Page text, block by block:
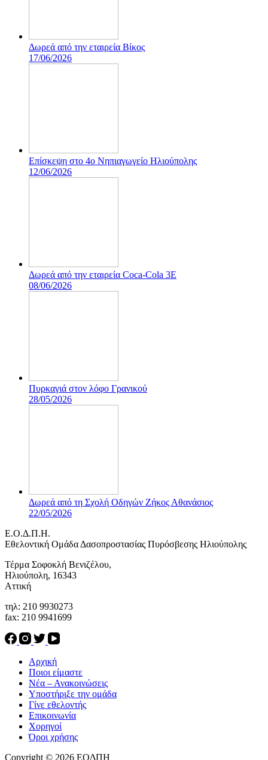
Δωρεά από την εταιρεία Βίκος
17/06/2026
Επίσκεψη στο 4ο Νηπιαγωγείο Ηλιούπολης
12/06/2026
Δωρεά από την εταιρεία Coca-Cola 3E
08/06/2026
Πυρκαγιά στον λόφο Γρανικού
28/05/2026
Δωρεά από τη Σχολή Οδηγών Ζήκος Αθανάσιος
22/05/2026
Ε.Ο.Δ.Π.Η.
Eθελοντική Ομάδα Δασοπροστασίας Πυρόσβεσης Ηλιούπολης
Τέρμα Σοφοκλή Βενιζέλου,
Ηλιούπολη, 16343
Αττική
τηλ: 210 9930273
fax: 210 9941699
Αρχική
Ποιοι είμαστε
Νέα – Ανακοινώσεις
Υποστήριξε την ομάδα
Γίνε εθελοντής
Επικοινωνία
Χορηγοί
Όροι χρήσης
Copyright © 2026 ΕΟΔΠΗ